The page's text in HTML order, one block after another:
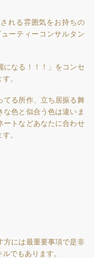
れる雰囲気をお持ちの
ューティーコンサルタン
になる！！！」をコンセ
。
てる所作、立ち居振る舞
な色と似合う色は違いま
ートなどあなたに合わせ
。
方には最重要事項で是非
でもあります。